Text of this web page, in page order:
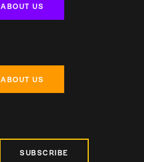
ABOUT US
ABOUT US
SUBSCRIBE